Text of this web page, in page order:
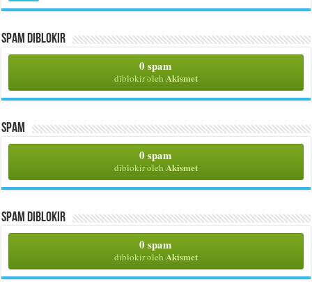
Spam Diblokir
0 spam
diblokir oleh Akismet
Spam
0 spam
diblokir oleh Akismet
Spam Diblokir
0 spam
diblokir oleh Akismet